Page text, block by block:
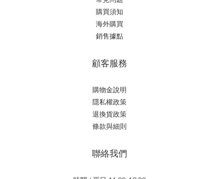
購買須知
海外購買
銷售據點
顧客服務
購物金說明
隱私權政策
退換貨政策
條款與細則
聯絡我們